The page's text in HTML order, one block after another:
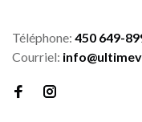
Téléphone: 450 649-
Courriel: